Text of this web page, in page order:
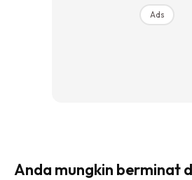
Ads
Anda mungkin berminat